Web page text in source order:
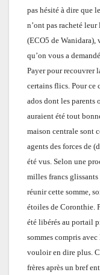
pas hésité à dire que
n’ont pas racheté
(ECO5 de
qu’on vous a
Payer pour recouvrer
certains flics. Pour ce
ados dont les parents
auraient été tout
maison centrale sont
agents des forces de
été vus. Selon une
milles francs glissants
réunir cette somme,
étoiles de Coronthie.
été libérés au portail
sommes compris
vouloir en dire plus.
frères après un bref